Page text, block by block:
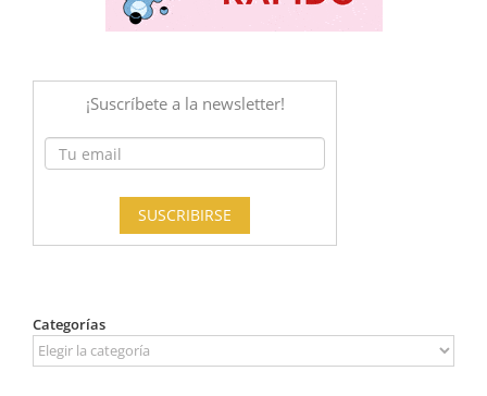
Categorías
Categorías